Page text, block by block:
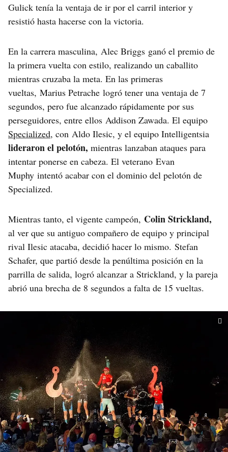
Gulick tenía la ventaja de ir por el carril interior y
resistió hasta hacerse con la victoria.
En la carrera masculina, Alec Briggs ganó el premio de
la primera vuelta con estilo, realizando un caballito
mientras cruzaba la meta. En las primeras
vueltas, Marius Petrache logró tener una ventaja de 7
segundos, pero fue alcanzado rápidamente por sus
perseguidores, entre ellos Addison Zawada. El equipo
Specialized, con Aldo Ilesic, y el equipo Intelligentsia
lideraron el pelotón, mientras lanzaban ataques para
intentar ponerse en cabeza. El veterano Evan
Muphy intentó acabar con el dominio del pelotón de
Specialized.
Mientras tanto, el vigente campeón, Colin Strickland,
al ver que su antiguo compañero de equipo y principal
rival Ilesic atacaba, decidió hacer lo mismo. Stefan
Schafer, que partió desde la penúltima posición en la
parrilla de salida, logró alcanzar a Strickland, y la pareja
abrió una brecha de 8 segundos a falta de 15 vueltas.